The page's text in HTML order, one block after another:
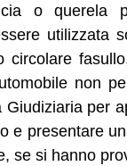
o querela
utilizzata
circolare
non
per
e presentare
se si hanno